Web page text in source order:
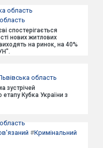
область
спостерігається
нових житлових
на ринок, на 40%
область
зустрічей
етапу Кубка України з
#Кримінальний